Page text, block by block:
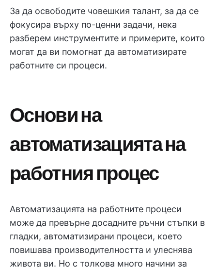
За да освободите човешкия талант, за да се
фокусира върху по-ценни задачи, нека
разберем инструментите и примерите, които
могат да ви помогнат да автоматизирате
работните си процеси.
Основи на
автоматизацията на
работния процес
Автоматизацията на работните процеси
може да превърне досадните ръчни стъпки в
гладки, автоматизирани процеси, което
повишава производителността и улеснява
живота ви. Но с толкова много начини за